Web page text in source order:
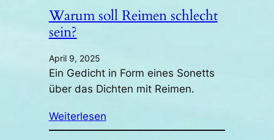
Warum soll Reimen schlecht
sein?
April 9, 2025
Ein Gedicht in Form eines Sonetts
über das Dichten mit Reimen.
Weiterlesen